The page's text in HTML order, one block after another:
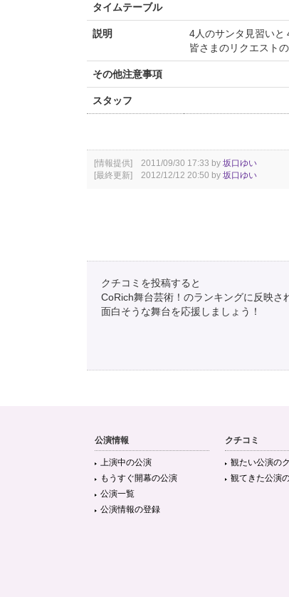
タイムテーブル
説明
4人のサンタ見習いと
皆さまのリクエスト
その他注意事項
スタッフ
[情報提供] 2011/09/30 17:33 by 坂口ゆい
[最終更新] 2012/12/12 20:50 by 坂口ゆい
クチコミを投稿すると
CoRich舞台芸術！のランキングに反映さ
面白そうな舞台を応援しましょう！
公演情報
上演中の公演
もうすぐ開幕の公演
公演一覧
公演情報の登録
クチコミ
観たい公演の
観てきた公演